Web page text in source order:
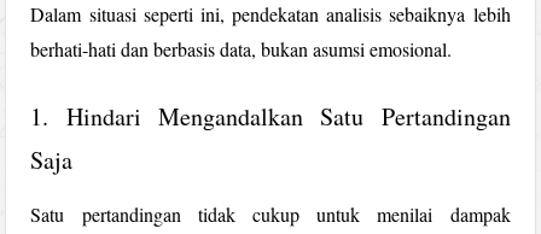
Dalam situasi seperti ini, pendekatan analisis sebaiknya lebih
berhati-hati dan berbasis data, bukan asumsi emosional.
1. Hindari Mengandalkan Satu Pertandingan
Saja
Satu pertandingan tidak cukup untuk menilai dampak